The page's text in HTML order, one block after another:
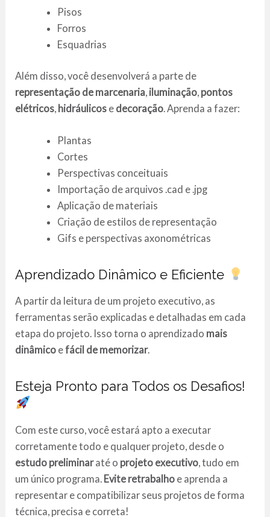
Pisos
Forros
Esquadrias
Além disso, você desenvolverá a parte de
representação de marcenaria iluminação pontos
elétricos hidráulicos e decoração . Aprenda a fazer:
Plantas
Cortes
Perspectivas conceituais
Importação de arquivos .cad e .jpg
Aplicação de materiais
Criação de estilos de representação
Gifs e perspectivas axonométricas
Aprendizado Dinâmico e Eficiente
A partir da leitura de um projeto executivo, as
ferramentas serão explicadas e detalhadas em cada
etapa do projeto. Isso torna o aprendizado mais
dinâmico efácil de memorizar.
Esteja Pronto para Todos os Desafios!
Com este curso, você estará apto a executar
corretamente todo e qualquer projeto, desde o
estudo preliminaraté o projeto executivo , tudo em
um único programa. Evite retrabalho e aprenda a
representar e compatibilizar seus projetos de forma
técnica, precisa e correta!